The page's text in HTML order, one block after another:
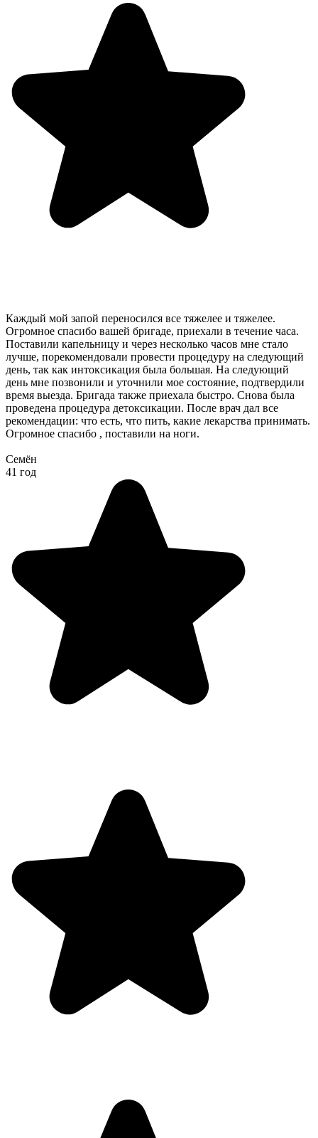
Каждый мой запой переносился все тяжелее и тяжелее.
Огромное спасибо вашей бригаде, приехали в течение часа.
Поставили капельницу и через несколько часов мне стало
лучше, порекомендовали провести процедуру на следующий
день, так как интоксикация была большая. На следующий
день мне позвонили и уточнили мое состояние, подтвердили
время выезда. Бригада также приехала быстро. Снова была
проведена процедура детоксикации. После врач дал все
рекомендации: что есть, что пить, какие лекарства принимать.
Огромное спасибо , поставили на ноги.
Семён
41 год